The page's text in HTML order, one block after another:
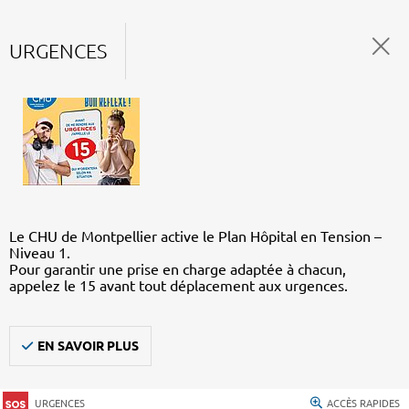
URGENCES
Le CHU de Montpellier active le Plan Hôpital en Tension –
Niveau 1.
Pour garantir une prise en charge adaptée à chacun,
appelez le 15 avant tout déplacement aux urgences.
EN SAVOIR PLUS
URGENCES ACCÈS RAPIDES